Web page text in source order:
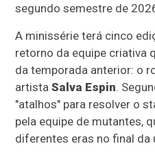
segundo semestre de
A minissérie terá cinco
retorno da equipe criativa
da temporada anterior: o
artistaSalva Espin.
"atalhos" para resolver o
pela equipe de mutantes,
diferentes eras no final da